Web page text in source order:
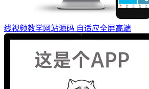
线视频教学网站源码 自适应全屏高端